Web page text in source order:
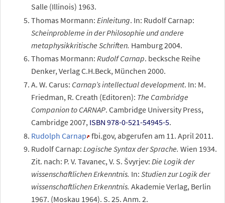
Salle (Illinois) 1963.
Thomas Mormann:Einleitung. In: Rudolf Carnap:
Scheinprobleme in der Philosophie und andere
metaphysikkritische Schriften. Hamburg 2004.
Thomas Mormann:Rudolf Carnap. becksche Reihe
Denker, Verlag C.H.Beck, München 2000.
A. W. Carus: Carnap’s intellectual development. In: M.
Friedman, R. Creath (Editoren): The Cambridge
Companion to CARNAP. Cambridge University Press,
Cambridge 2007, ISBN 978-0-521-54945-5.
Rudolph Carnap fbi.gov, abgerufen am 11. April 2011.
Rudolf Carnap:Logische Syntax der Sprache. Wien 1934.
Zit. nach: P. V. Tavanec, V. S. Švyrjev:Die Logik der
wissenschaftlichen Erkenntnis. In:Studien zur Logik der
wissenschaftlichen Erkenntnis. Akademie Verlag, Berlin
1967. (Moskau 1964). S. 25. Anm. 2.